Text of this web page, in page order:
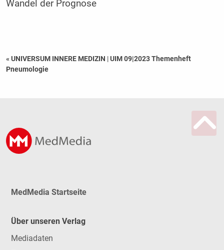
Wandel der Prognose
« UNIVERSUM INNERE MEDIZIN |UIM 09|2023 Themenheft
Pneumologie
MedMedia Startseite
Über unseren Verlag
Mediadaten